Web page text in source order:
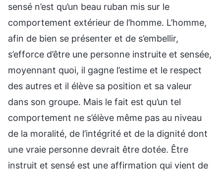
sensé n’est qu’un beau ruban mis sur le
comportement extérieur de l’homme. L’homme,
afin de bien se présenter et de s’embellir,
s’efforce d’être une personne instruite et sensée,
moyennant quoi, il gagne l’estime et le respect
des autres et il élève sa position et sa valeur
dans son groupe. Mais le fait est qu’un tel
comportement ne s’élève même pas au niveau
de la moralité, de l’intégrité et de la dignité dont
une vraie personne devrait être dotée. Être
instruit et sensé est une affirmation qui vient de